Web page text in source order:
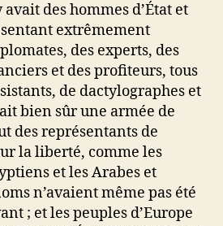
des hommes d’État et
extrêmement
des experts, des
et des profiteurs, tous
de dactylographes et
bien sûr une armée de
des représentants de
la liberté, comme les
et les Arabes et
n’avaient même pas été
; et les peuples d’Europe